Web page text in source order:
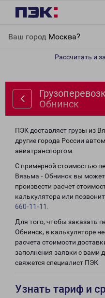
Ваш город Москва?
Рассчитать и
Обнинск
ПЭК доставляет грузы из
другие города России
авиатранспортом.
С примерной стоимостью
Вязьма - Обнинск вы
произвести расчет
калькулятора или
660-11-11
Для того, чтобы заказать
Обнинск, в калькуляторе
расчета стоимости
заполнения заявки с вами
свяжется специалист ПЭК.
Узнать тариф и